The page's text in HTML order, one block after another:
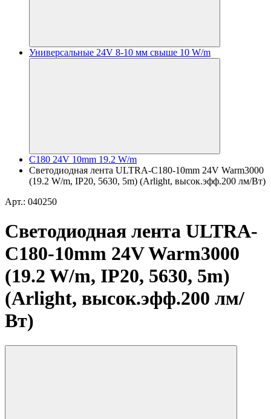
Универсальные 24V 8-10 мм свыше 10 W/m
C180 24V 10mm 19.2 W/m
Светодиодная лента ULTRA-C180-10mm 24V Warm3000
(19.2 W/m, IP20, 5630, 5m) (Arlight, высок.эфф.200 лм/Вт)
Арт.: 040250
Светодиодная лента ULTRA-
C180-10mm 24V Warm3000
(19.2 W/m, IP20, 5630, 5m)
(Arlight, высок.эфф.200 лм/
Вт)